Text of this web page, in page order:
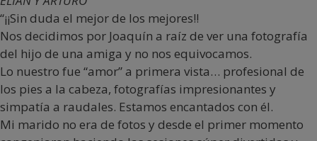
“¡¡Sin duda el mejor de los mejores!!
Nos decidimos por Joaquín a raíz de ver una fotografía
del hijo de una amiga y no nos equivocamos.
Lo nuestro fue “amor” a primera vista… profesional de
los pies a la cabeza, fotografías impresionantes y
simpatía a raudales. Estamos encantados con él.
Mi marido no era de fotos y desde el primer momento